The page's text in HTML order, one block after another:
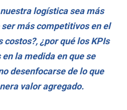
logística sea más
más competitivos en el
¿por qué los KPIs
la medida en que se
desenfocarse de lo que
valor agregado.